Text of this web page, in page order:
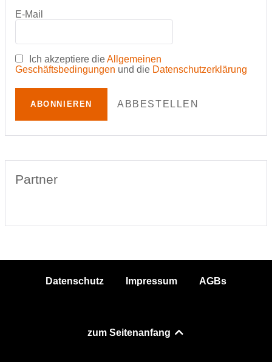
E-Mail
Ich akzeptiere dieAllgemeinen
Geschäftsbedingungen und die Datenschutzerklärung
ABONNIEREN ABBESTELLEN
Partner
Datenschutz Impressum AGBs
zum Seitenanfang